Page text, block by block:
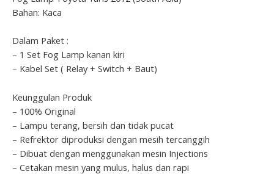
Bahan: Kaca
Dalam Paket :
– 1 Set Fog Lamp kanan kiri
– Kabel Set ( Relay + Switch + Baut)
Keunggulan Produk
– 100% Original
– Lampu terang, bersih dan tidak pucat
– Refrektor diproduksi dengan mesih tercanggih
– Dibuat dengan menggunakan mesin Injections
– Cetakan mesin yang mulus, halus dan rapi